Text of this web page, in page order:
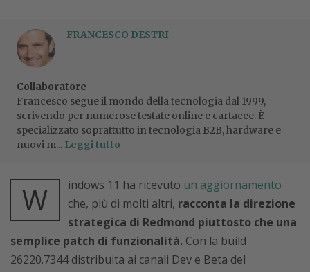
FRANCESCO DESTRI
Collaboratore
Francesco segue il mondo della tecnologia dal 1999,
scrivendo per numerose testate online e cartacee. È
specializzato soprattutto in tecnologia B2B, hardware e
nuovi m... Leggi tutto
W indows 11 ha ricevuto un aggiornamento
che, più di molti altri, racconta la direzione
strategica di Redmond piuttosto che una
semplice patch di funzionalità. Con la build
26220.7344 distribuita ai canali Dev e Beta del